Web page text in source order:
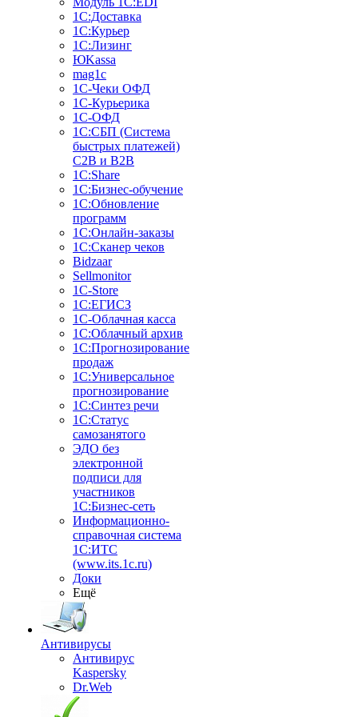
1С:Доставка
1С:Курьер
1С:Лизинг
ЮKassa
mag1c
1С-Чеки ОФД
1С-Курьерика
1С-ОФД
1С:СБП (Система
быстрых платежей)
C2B и B2B
1С:Share
1С:Бизнес-обучение
1С:Обновление
программ
1С:Онлайн-заказы
1С:Сканер чеков
Bidzaar
Sellmonitor
1C-Store
1С:ЕГИСЗ
1С-Облачная касса
1С:Облачный архив
1С:Прогнозирование
продаж
1С:Универсальное
прогнозирование
1С:Синтез речи
1С:Статус
самозанятого
ЭДО без
электронной
подписи для
участников
1С:Бизнес-сеть
Информационно-
справочная система
1С:ИТС
(www.its.1c.ru)
Доки
Ещё
Антивирусы
Антивирус
Kaspersky
Dr.Web